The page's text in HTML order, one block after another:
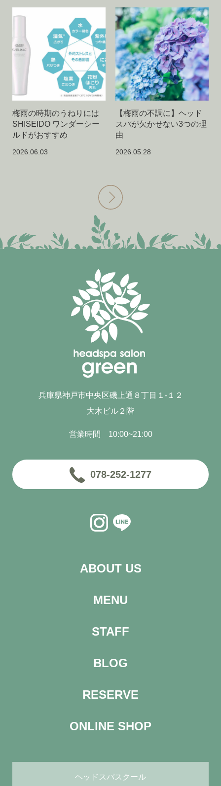
梅雨の時期のうねりには
SHISEIDO ワンダーシー
ルドがおすすめ
2026.06.03
【梅雨の不調に】ヘッド
スパが欠かせない3つの理
由
2026.05.28
兵庫県神戸市中央区磯上通８丁目１-１２
大木ビル２階
営業時間 10:00~21:00
078-252-1277
ABOUT US
MENU
STAFF
BLOG
RESERVE
ONLINE SHOP
ヘッドスパスクール